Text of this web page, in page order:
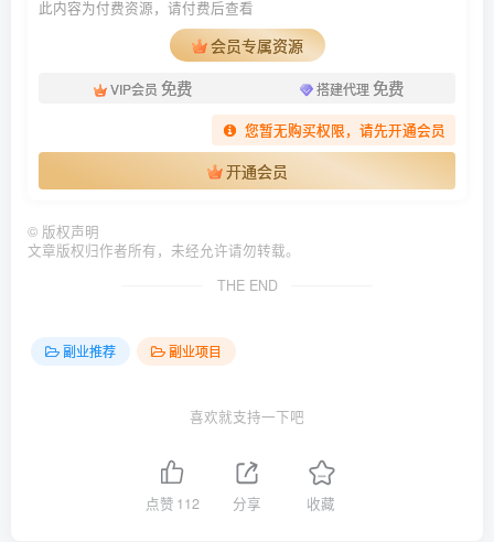
此内容为付费资源，请付费后查看
会员专属资源
VIP会员 免费 搭建代理 免费
您暂无购买权限，请先开通会员
开通会员
© 版权声明
文章版权归作者所有，未经允许请勿转载。
THE END
副业推荐 副业项目
喜欢就支持一下吧
点赞 112 分享 收藏